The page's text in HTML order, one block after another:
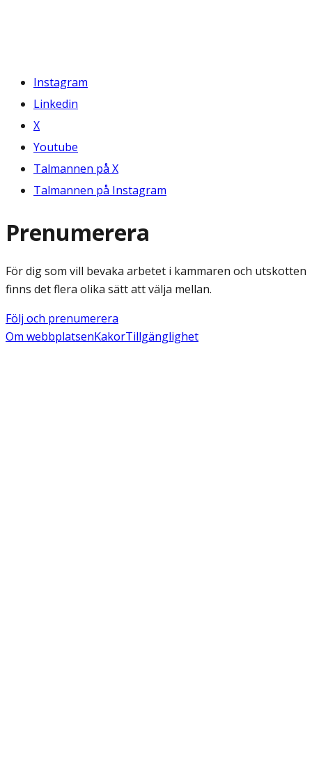
Instagram
Linkedin
X
Youtube
Talmannen på X
Talmannen på Instagram
Prenumerera
För dig som vill bevaka arbetet i kammaren och utskotten
finns det flera olika sätt att välja mellan.
Följ och prenumerera
Om webbplatsenKakorTillgänglighet